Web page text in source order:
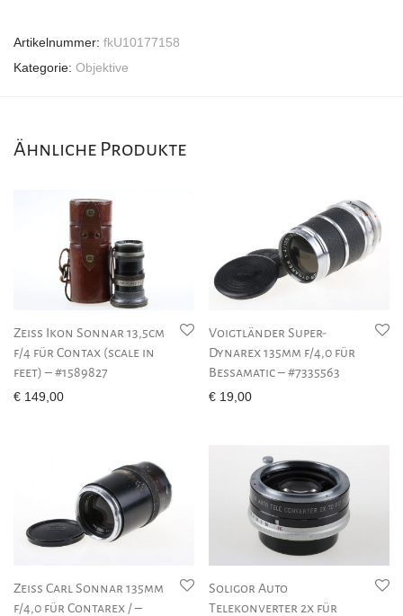
Artikelnummer: fkU10177158
Kategorie: Objektive
Ähnliche Produkte
Zeiss Ikon Sonnar 13,5cm
f/4 für Contax (scale in
feet) – #1589827
€ 149,00
Voigtländer Super-
Dynarex 135mm f/4,0 für
Bessamatic – #7335563
€ 19,00
Zeiss Carl Sonnar 135mm
f/4,0 für Contarex / –
Soligor Auto
Telekonverter 2x für